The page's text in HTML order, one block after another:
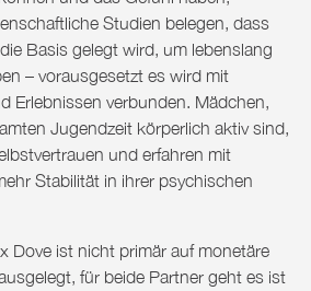
Studien belegen, dass
Basis gelegt wird, um lebenslang
– vorausgesetzt es wird mit
Erlebnissen verbunden. Mädchen,
Jugendzeit körperlich aktiv sind,
und erfahren mit
Stabilität in ihrer psychischen
Dove ist nicht primär auf monetäre
für beide Partner geht es ist